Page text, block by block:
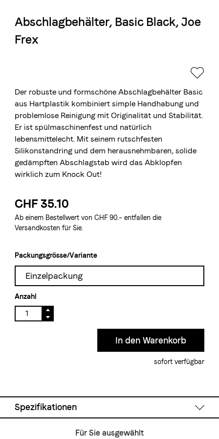
Die Berner Rösterei
Blasercafé
© 2026 Blasercafé AG
Abschlagbehälter, Basic Black, Joe
Frex
Der robuste und formschöne Abschlagbehälter Basic
aus Hartplastik kombiniert simple Handhabung und
problemlose Reinigung mit Originalität und Stabilität.
Er ist spülmaschinenfest und natürlich
lebensmittelecht. Mit seinem rutschfesten
Silikonstandring und dem herausnehmbaren, solide
gedämpften Abschlagstab wird das Abklopfen
wirklich zum Knock Out!
CHF 35.10
Ab einem Bestellwert von CHF 90.– entfallen die
Versandkosten für Sie.
Packungsgrösse/Variante
Einzelpackung
Anzahl
sofort verfügbar
Spezifikationen
Für Sie ausgewählt